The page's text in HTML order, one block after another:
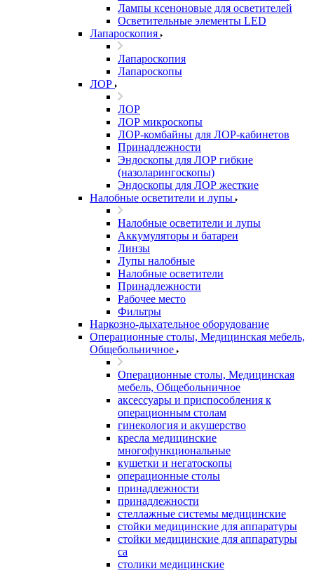
Лампы ксеноновые для осветителей
Осветительные элементы LED
Лапароскопия
Лапароскопия
Лапароскопы
ЛОР
ЛОР
ЛОР микроскопы
ЛОР-комбайны для ЛОР-кабинетов
Принадлежности
Эндоскопы для ЛОР гибкие
(назоларингоскопы)
Эндоскопы для ЛОР жесткие
Налобные осветители и лупы
Налобные осветители и лупы
Аккумуляторы и батареи
Линзы
Лупы налобные
Налобные осветители
Принадлежности
Рабочее место
Фильтры
Наркозно-дыхательное оборудование
Операционные столы, Медицинская мебель,
Общебольничное
Операционные столы, Медицинская
мебель, Общебольничное
аксессуары и приспособления к
операционным столам
гинекология и акушерство
кресла медицинские
многофункциональные
кушетки и негатоскопы
операционные столы
принадлежности
принадлежности
стеллажные системы медицинские
стойки медицинские для аппаратуры
стойки медицинские для аппаратуры
са
столики медицинские